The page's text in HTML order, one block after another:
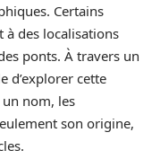
Certains
à des localisations
ponts. À travers un
d’explorer cette
nom, les
son origine,